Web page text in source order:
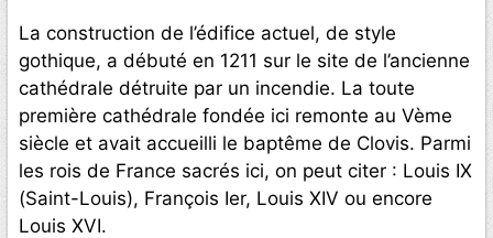
La construction de l’édifice actuel, de style
gothique, a débuté en 1211 sur le site de l’ancienne
cathédrale détruite par un incendie. La toute
première cathédrale fondée ici remonte au Vème
siècle et avait accueilli le baptême de Clovis. Parmi
les rois de France sacrés ici, on peut citer : Louis IX
(Saint-Louis), François Ier, Louis XIV ou encore
Louis XVI.